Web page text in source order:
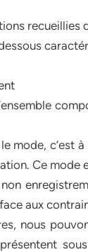
recueillies
mode, c’est
Ce
aux
nous